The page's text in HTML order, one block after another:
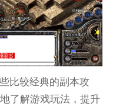
比较经典的副本攻
了解游戏玩法，提升